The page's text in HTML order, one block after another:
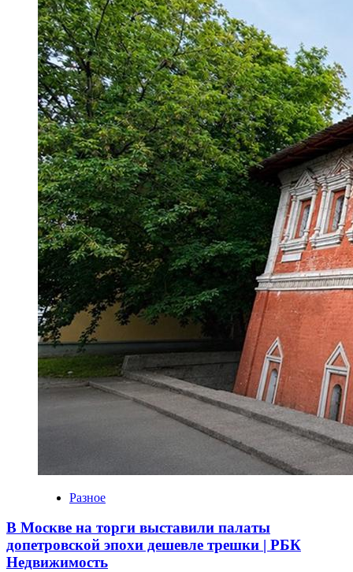
Разное
В Москве на торги выставили палаты
допетровской эпохи дешевле трешки | РБК
Недвижимость